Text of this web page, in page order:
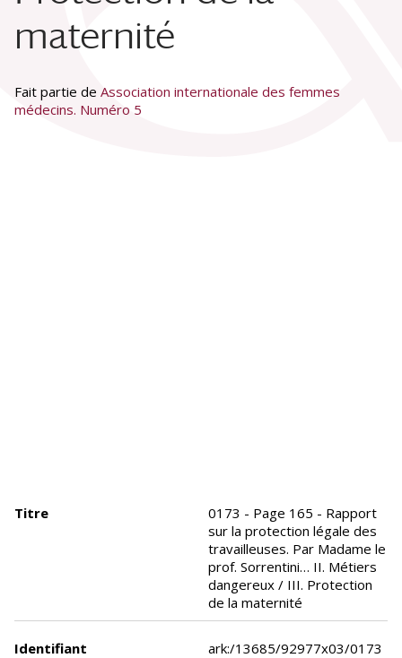
maternité
Fait partie de Association internationale des femmes
médecins. Numéro 5
Titre
0173 - Page 165 - Rapport
sur la protection légale des
travailleuses. Par Madame le
prof. Sorrentini… II. Métiers
dangereux / III. Protection
de la maternité
Identifiant ark:/13685/92977x03/0173